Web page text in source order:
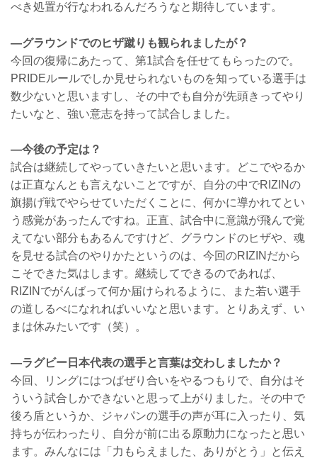
べき処置が行なわれるんだろうなと期待しています。
―グラウンドでのヒザ蹴りも観られましたが？
今回の復帰にあたって、第1試合を任せてもらったので。
PRIDEルールでしか見せられないものを知っている選手は
数少ないと思いますし、その中でも自分が先頭きってやり
たいなと、強い意志を持って試合しました。
―今後の予定は？
試合は継続してやっていきたいと思います。どこでやるか
は正直なんとも言えないことですが、自分の中でRIZINの
旗揚げ戦でやらせていただくことに、何かに導かれてとい
う感覚があったんですね。正直、試合中に意識が飛んで覚
えてない部分もあるんですけど、グラウンドのヒザや、魂
を見せる試合のやりかたというのは、今回のRIZINだから
こそできた気はします。継続してできるのであれば、
RIZINでがんばって何か届けられるように、また若い選手
の道しるべになれればいいなと思います。とりあえず、い
まは休みたいです（笑）。
―ラグビー日本代表の選手と言葉は交わしましたか？
今回、リングにはつばぜり合いをやるつもりで、自分はそ
ういう試合しかできないと思って上がりました。その中で
後ろ盾というか、ジャパンの選手の声が耳に入ったり、気
持ちが伝わったり、自分が前に出る原動力になったと思い
ます。みんなには「力もらえました、ありがとう」と伝え